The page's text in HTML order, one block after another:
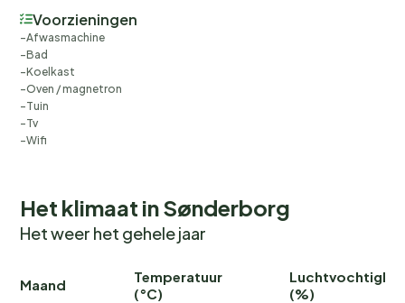
Voorzieningen
Afwasmachine
Bad
Koelkast
Oven / magnetron
Tuin
Tv
Wifi
Het klimaat in Sønderborg
Het weer het gehele jaar
Maand
Temperatuur
(°C)
(%)